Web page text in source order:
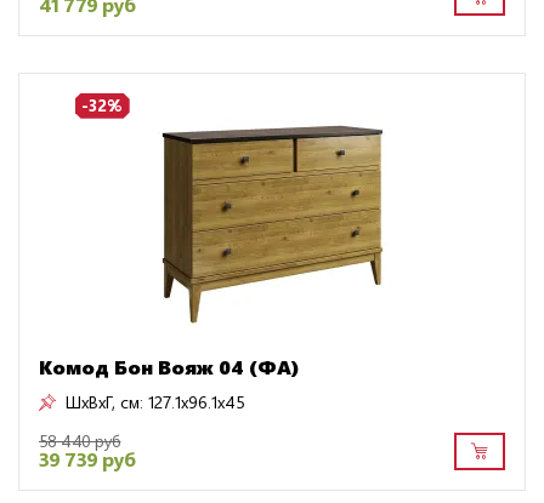
-32%
Комод Бон Вояж 04 (ФА)
ШxВxГ, см: 127.1x96.1x45
58 440 руб
39 739 руб